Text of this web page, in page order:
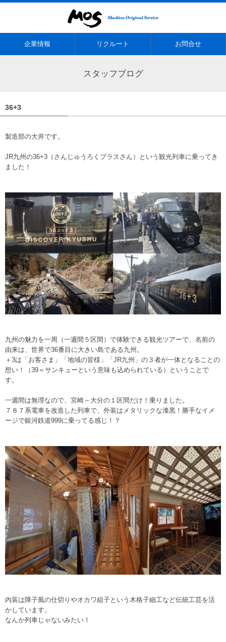
企業情報 リクルート お問合せ
スタッフブログ
36+3
製造部の大井です。
JR九州の36+3（さんじゅうろくプラスさん）という観光列車に乗ってき
ました！
九州の魅力を一周（一週間５区間）で体験できる観光ツアーで、名前の
由来は、世界で36番目に大きい島である九州。
＋3は「お客さま」「地域の皆様」「JR九州」の３者が一体となることの
想い！（39＝サンキューという意味も込められている）ということで
す。
一週間は無理なので、宮崎～大分の１区間だけ！乗りました。
７８７系電車を改造した列車で、外装はメタリックな漆黒！勝手なイメ
ージで銀河鉄道999に乗ってる感じ！？
内装は障子風の仕切りやオカワ組子という木格子細工など伝統工芸を活
かしています。
なんか列車じゃないみたい！